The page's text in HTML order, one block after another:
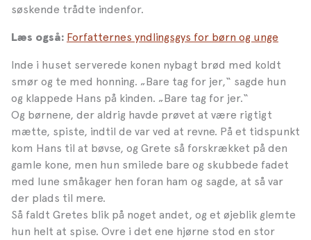
søskende trådte indenfor.
Læs også: Forfatternes yndlingsgys for børn og unge
Inde i huset serverede konen nybagt brød med koldt
smør og te med honning. „Bare tag for jer,“ sagde hun
og klappede Hans på kinden. „Bare tag for jer.“
Og børnene, der aldrig havde prøvet at være rigtigt
mætte, spiste, indtil de var ved at revne. På et tidspunkt
kom Hans til at bøvse, og Grete så forskrækket på den
gamle kone, men hun smilede bare og skubbede fadet
med lune småkager hen foran ham og sagde, at så var
der plads til mere.
Så faldt Gretes blik på noget andet, og et øjeblik glemte
hun helt at spise. Ovre i det ene hjørne stod en stor